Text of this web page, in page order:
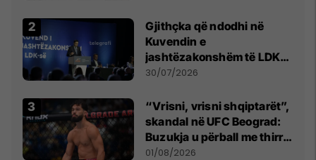
Gjithçka që ndodhi në
Kuvendin e
jashtëzakonshëm të LDK-
së
30/07/2026
“Vrisni, vrisni shqiptarët”,
skandal në UFC Beograd:
Buzukja u përball me thirrje
anti-shqiptare nga
01/08/2026